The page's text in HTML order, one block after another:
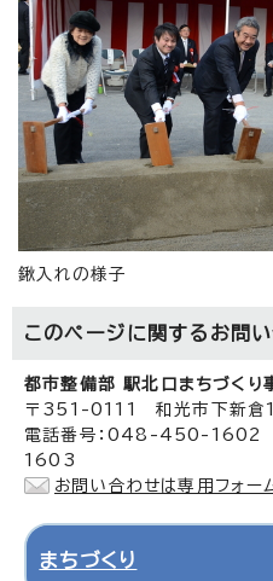
鍬入れの様子
このページに関する お問
都市整備部 駅北口まちづくり
〒351-0111 和光市下新
電話番号：048-450-1602
1603
お問い合わせは専用フォー
まちづくり